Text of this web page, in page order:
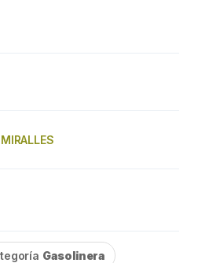
Gasolinera